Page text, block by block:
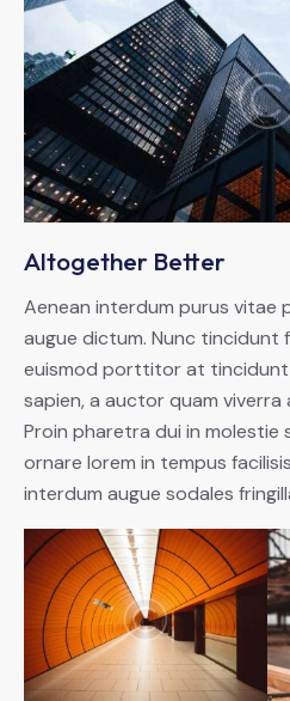
Altogether Better
Aenean interdum purus vitae
augue dictum. Nunc tincidunt
euismod porttitor at tincidunt
sapien, a auctor quam viverra
Proin pharetra dui in molestie
ornare lorem in tempus
interdum augue sodales